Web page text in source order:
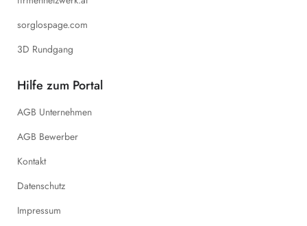
sorglospage.com
3D Rundgang
Hilfe zum Portal
AGB Unternehmen
AGB Bewerber
Kontakt
Datenschutz
Impressum